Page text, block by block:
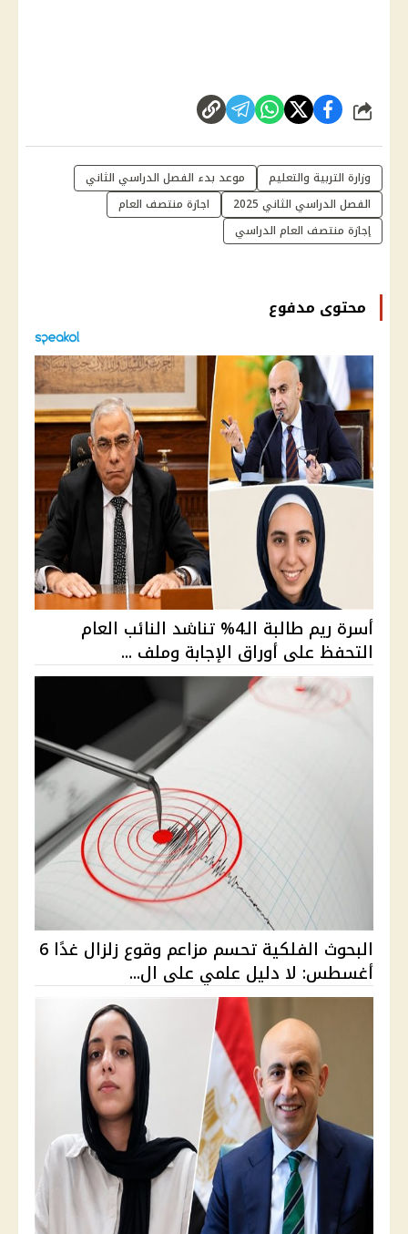
شارك
وزارة التربية والتعليم
موعد بدء الفصل الدراسي الثاني
الفصل الدراسي الثاني 2025
اجازة منتصف العام
إجازة منتصف العام الدراسي
محتوى مدفوع
أسرة ريم طالبة الـ4% تناشد النائب العام
التحفظ على أوراق الإجابة وملف ...
البحوث الفلكية تحسم مزاعم وقوع زلزال غدًا 6
أغسطس: لا دليل علمي على ال...